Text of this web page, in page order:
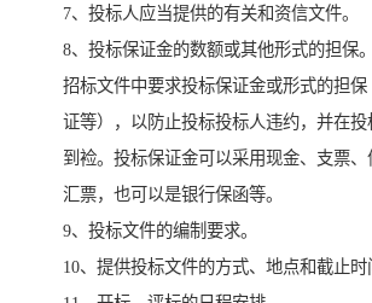
7、投标人应当提供的有关和资信文件。
8、投标保证金的数额或其他形式的担保
招标文件中要求投标保证金或形式的担
证等），以防止投标投标人违约，并在
到裣。投标保证金可以采用现金、支票
汇票，也可以是银行保函等。
9、投标文件的编制要求。
10、提供投标文件的方式、地点和截止时